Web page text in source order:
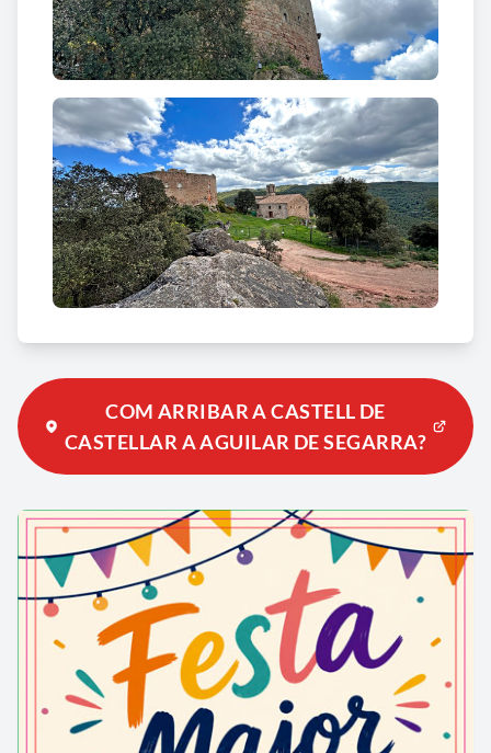
difícils de localitzar degut a les transformacions
posteriors que ha patit l'edifici, tot i això els murs
més antigues per ara documentades. Una segona
fase correspon als segles XIII-XVII, quan es
comencen a fer reformes al castell. L'última fase
constructiva està lligada amb la reforma del conjunt
i la seva transformació en masia, als segles XVIII-
XIX.
COM ARRIBAR A CASTELL DE
CASTELLAR A AGUILAR DE SEGARRA?